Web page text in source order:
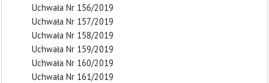
Uchwała Nr 156/2019
Uchwała Nr 157/2019
Uchwała Nr 158/2019
Uchwała Nr 159/2019
Uchwała Nr 160/2019
Uchwała Nr 161/2019